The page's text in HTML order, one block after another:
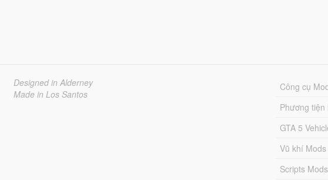
Designed in Alderney
Made in Los Santos
Công cụ
Phương tiện
GTA 5
Vũ khí Mods
Scripts